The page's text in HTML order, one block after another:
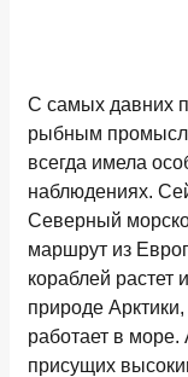
С самых давних
рыбным
всегда имела
наблюдениях.
Северный
маршрут из
кораблей растет
природе
работает в
присущих